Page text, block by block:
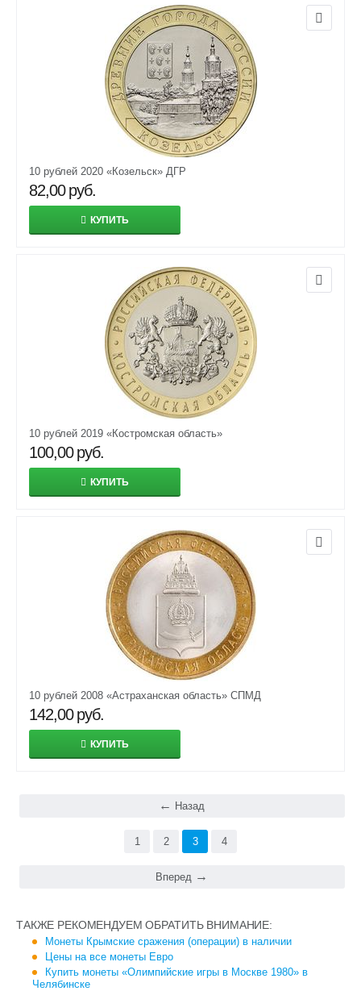
10 рублей 2020 «Козельск» ДГР
82,00 руб.
КУПИТЬ
10 рублей 2019 «Костромская область»
100,00 руб.
КУПИТЬ
10 рублей 2008 «Астраханская область» СПМД
142,00 руб.
КУПИТЬ
Назад
1 2 3 4
Вперед
ТАКЖЕ РЕКОМЕНДУЕМ ОБРАТИТЬ ВНИМАНИЕ:
Монеты Крымские сражения (операции) в наличии
Цены на все монеты Евро
Купить монеты «Олимпийские игры в Москве 1980» в
Челябинске